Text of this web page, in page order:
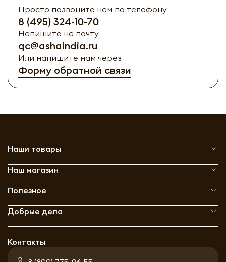
Просто позвоните нам по телефону
8 (495) 324-10-70
Напишите на почту
qc@ashaindia.ru
Или напишите нам через
Форму обратной связи
Наши товары
Наш магазин
Полезное
Добрые дела
Контакты